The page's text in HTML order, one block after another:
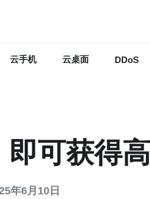
云手机 云桌面 DDoS
可获得
年6月10日